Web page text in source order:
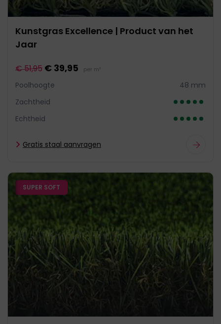
Kunstgras Excellence | Product van het
Jaar
€ 51,95 € 39,95 per m²
Poolhoogte
48 mm
Zachtheid
Echtheid
Gratis staal aanvragen
SUPER SOFT